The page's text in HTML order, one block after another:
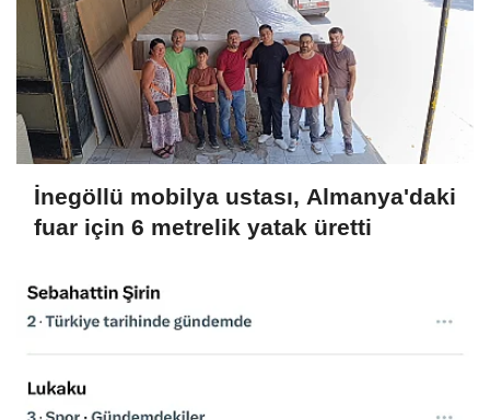
İnegöllü mobilya ustası, Almanya'daki
fuar için 6 metrelik yatak üretti